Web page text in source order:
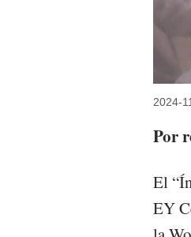
2024-
Por
El
EY